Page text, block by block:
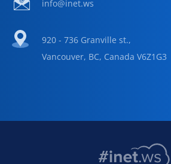
info@inet.ws
920 - 736 Granville st.,
Vancouver, BC, Canada V6Z1G3